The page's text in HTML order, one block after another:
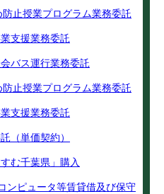
止授業プログラム業務委託
支援業務委託
バス運行業務委託
止授業プログラム業務委託
支援業務委託
（単価契約）
む千葉県」購入
ンピュータ等賃貸借及び保守